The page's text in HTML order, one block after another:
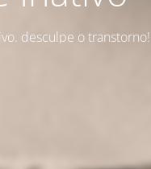
desculpe o transtorno!